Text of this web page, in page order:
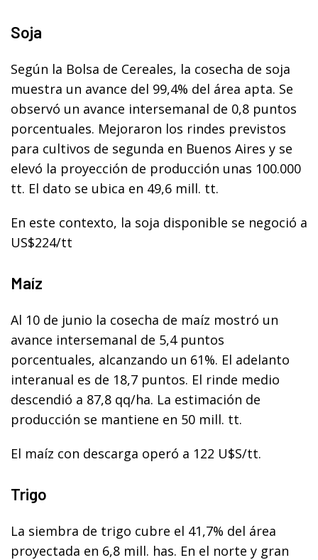
Soja
Según la Bolsa de Cereales, la cosecha de soja
muestra un avance del 99,4% del área apta. Se
observó un avance intersemanal de 0,8 puntos
porcentuales. Mejoraron los rindes previstos
para cultivos de segunda en Buenos Aires y se
elevó la proyección de producción unas 100.000
tt. El dato se ubica en 49,6 mill. tt.
En este contexto, la soja disponible se negoció a
US$224/tt
Maíz
Al 10 de junio la cosecha de maíz mostró un
avance intersemanal de 5,4 puntos
porcentuales, alcanzando un 61%. El adelanto
interanual es de 18,7 puntos. El rinde medio
descendió a 87,8 qq/ha. La estimación de
producción se mantiene en 50 mill. tt.
El maíz con descarga operó a 122 U$S/tt.
Trigo
La siembra de trigo cubre el 41,7% del área
proyectada en 6,8 mill. has. En el norte y gran